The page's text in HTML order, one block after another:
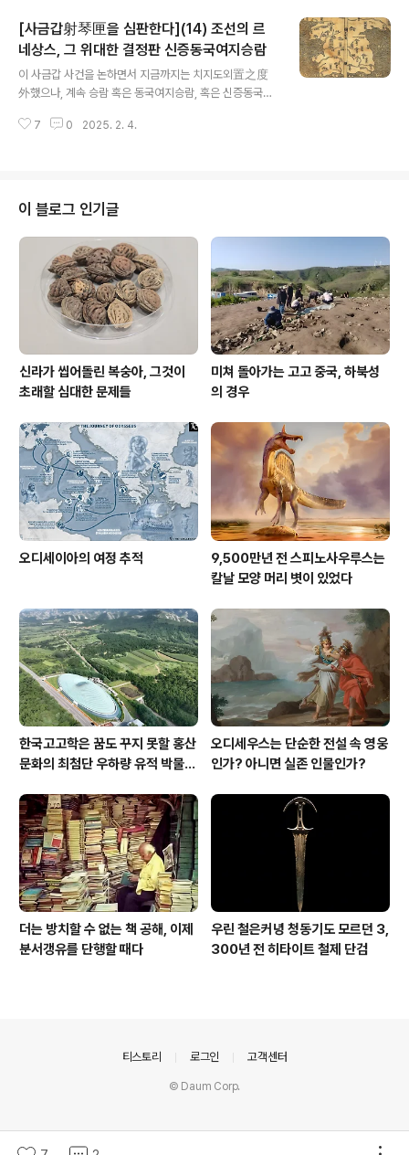
다고 으름장을 놓기 시작한 것이다. 저 이름이야 아즈텍 시
대로 거슬러 올라가지 않겠냐만 국제해양지형 이름을 표준
화하려는 기획하는 국제수로기구[IHO, International Hy
drographic Organization]라는 데서 저리 부른다.저
만을 낀 국가는 멕시코와 미국, 그리고 쿠바다. 저곳이 등장
하기 시작한 초기 지도를 보면 예컨대 Juan de la Cosa
[사금갑射琴匣을 심판한다](14) 조선의 르
네상스, 그 위대한 결정판 신증동국여지승람
이 사금갑 사건을 논하면서 지금까지는 치지도외置之度
外했으나, 계속 승람 혹은 동국여지승람, 혹은 신증동국여
에는 대체로 약칭 승람이라 하겠거니와, 이에는 도대체 저
와 이는 신증新增한 동국여지승람東國輿地勝覽이라는
뜻이다.이 경우 신증은 간단해 요즘 개념을 빌리건데 개정
증보했다는 뜻이다. 따라서 신증동국여지승람은 개정증보
판 동국여지승람이 되겠다. 다시 동국여지승람은 중국에
빗대어 조선을 동국東國이라 하고, 여지輿地란 지도라는
뜻이지만 이 경우 map보다는 그것을 포함한 그 일대 풍물
기인 지리지地理誌라는 ..
7 0 2025. 2. 4.
이 블로그 인기글
신라가 씹어돌린 복숭아, 그것이
초래할 심대한 문제들
미쳐 돌아가는 고고 중국, 하북성
의 경우
오디세이아의 여정 추적
9,500만년 전 스피노사우루스는
칼날 모양 머리 볏이 있었다
한국고고학은 꿈도 꾸지 못할 홍산
문화의 최첨단 우하량 유적 박물관
오디세우스는 단순한 전설 속 영웅
인가? 아니면 실존 인물인가?
더는 방치할 수 없는 책 공해, 이제
분서갱유를 단행할 때다
우린 철은커녕 청동기도 모르던 3,
300년 전 히타이트 철제 단검
티스토리 로그인 고객센터
© Daum Corp.